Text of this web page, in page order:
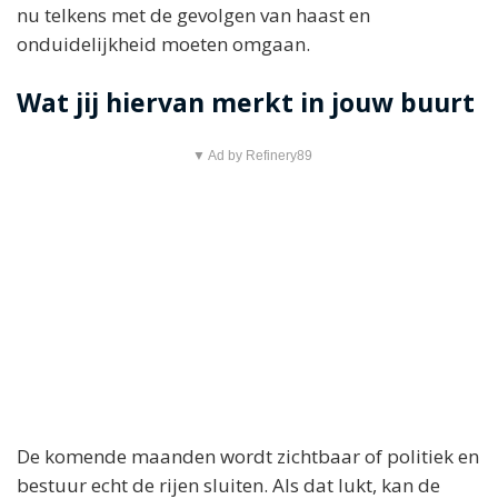
nu telkens met de gevolgen van haast en
onduidelijkheid moeten omgaan.
Wat jij hiervan merkt in jouw buurt
▼ Ad by Refinery89
De komende maanden wordt zichtbaar of politiek en
bestuur echt de rijen sluiten. Als dat lukt, kan de